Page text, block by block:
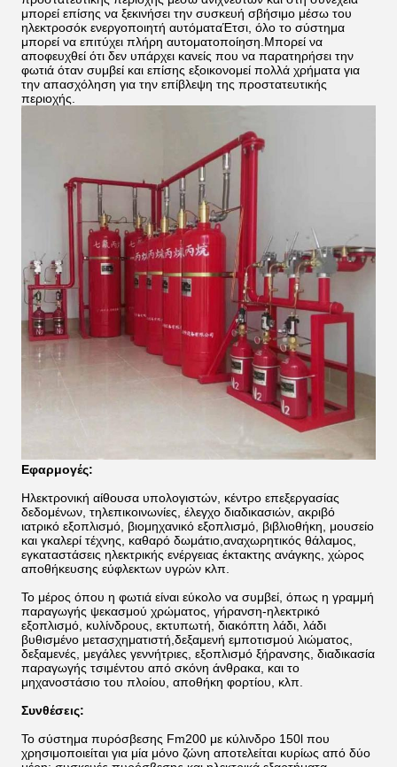
μπορεί επίσης να ξεκινήσει την συσκευή σβήσιμο μέσω του
ηλεκτροσόκ ενεργοποιητή αυτόματαΈτσι, όλο το σύστημα
μπορεί να επιτύχει πλήρη αυτοματοποίηση.Μπορεί να
αποφευχθεί ότι δεν υπάρχει κανείς που να παρατηρήσει την
φωτιά όταν συμβεί και επίσης εξοικονομεί πολλά χρήματα για
την απασχόληση για την επίβλεψη της προστατευτικής
περιοχής.
Εφαρμογές:
Ηλεκτρονική αίθουσα υπολογιστών, κέντρο επεξεργασίας
δεδομένων, τηλεπικοινωνίες, έλεγχο διαδικασιών, ακριβό
ιατρικό εξοπλισμό, βιομηχανικό εξοπλισμό, βιβλιοθήκη, μουσείο
και γκαλερί τέχνης, καθαρό δωμάτιο,αναχωρητικός θάλαμος,
εγκαταστάσεις ηλεκτρικής ενέργειας έκτακτης ανάγκης, χώρος
αποθήκευσης εύφλεκτων υγρών κλπ.
Το μέρος όπου η φωτιά είναι εύκολο να συμβεί, όπως η γραμμή
παραγωγής ψεκασμού χρώματος, γήρανση-ηλεκτρικό
εξοπλισμό, κυλίνδρους, εκτυπωτή, διακόπτη λάδι, λάδι
βυθισμένο μετασχηματιστή,δεξαμενή εμποτισμού λιώματος,
δεξαμενές, μεγάλες γεννήτριες, εξοπλισμό ξήρανσης, διαδικασία
παραγωγής τσιμέντου από σκόνη άνθρακα, και το
μηχανοστάσιο του πλοίου, αποθήκη φορτίου, κλπ.
Συνθέσεις:
Το σύστημα πυρόσβεσης Fm200 με κύλινδρο 150l που
χρησιμοποιείται για μία μόνο ζώνη αποτελείται κυρίως από δύο